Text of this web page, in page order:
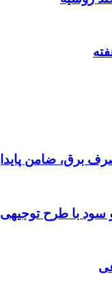
و سود با طرح توجیهی